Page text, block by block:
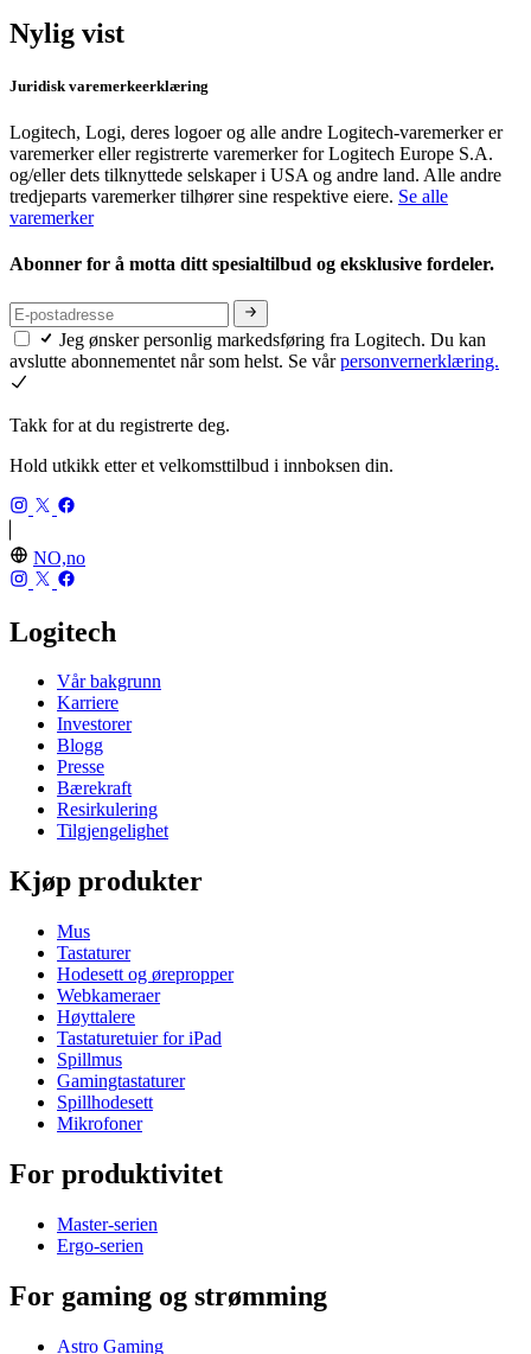
Nylig vist
Juridisk varemerkeerklæring
Logitech, Logi, deres logoer og alle andre Logitech-varemerker er
varemerker eller registrerte varemerker for Logitech Europe S.A.
og/eller dets tilknyttede selskaper i USA og andre land. Alle andre
tredjeparts varemerker tilhører sine respektive eiere. Se alle
varemerker
Abonner for å motta ditt spesialtilbud og eksklusive fordeler.
Jeg ønsker personlig markedsføring fra Logitech. Du kan
avslutte abonnementet når som helst. Se vårpersonvernerklæring.
Takk for at du registrerte deg.
Hold utkikk etter et velkomsttilbud i innboksen din.
NO,no
Logitech
Vår bakgrunn
Karriere
Investorer
Blogg
Presse
Bærekraft
Resirkulering
Tilgjengelighet
Kjøp produkter
Mus
Tastaturer
Hodesett og ørepropper
Webkameraer
Høyttalere
Tastaturetuier for iPad
Spillmus
Gamingtastaturer
Spillhodesett
Mikrofoner
For produktivitet
Master-serien
Ergo-serien
For gaming og strømming
Astro Gaming